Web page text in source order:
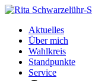
Aktuelles
Über mich
Wahlkreis
Standpunkte
Service